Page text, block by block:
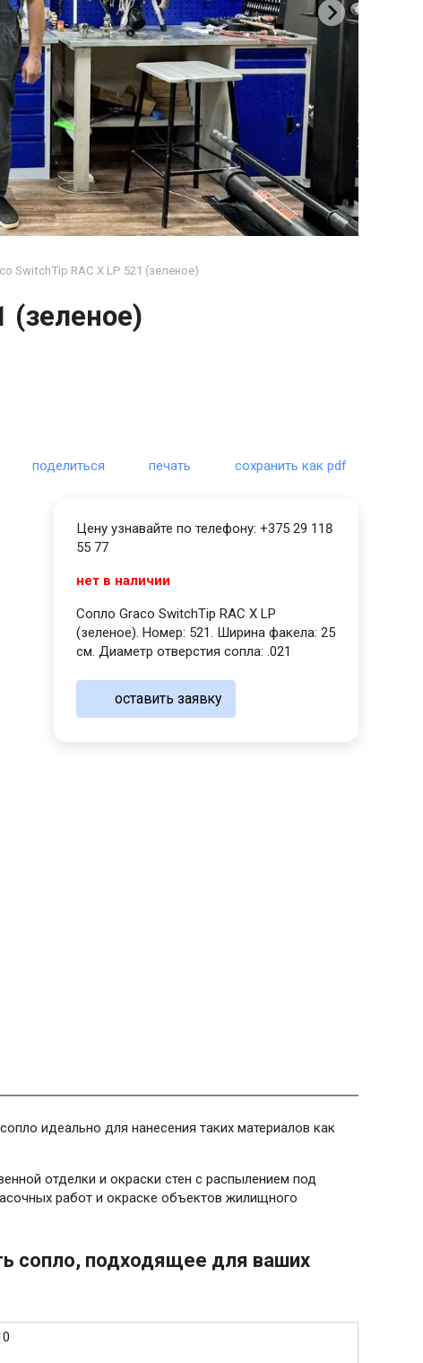
SwitchTip RAC X LP 521 (зеленое)
(зеленое)
поделиться печать сохранить как pdf
Цену узнавайте по телефону: +375 29 118
55 77
нет в наличии
Сопло Graco SwitchTip RAC X LP
(зеленое). Номер: 521. Ширина факела: 25
см. Диаметр отверстия сопла: .021
оставить заявку
идеально для нанесения таких материалов как
отделки и окраски стен с распылением под
работ и окраске объектов жилищного
сопло, подходящее для ваших